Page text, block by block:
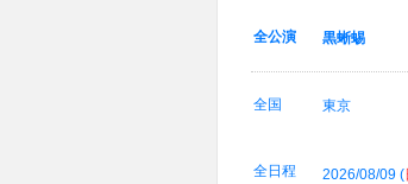
全公演 黒蜥蜴
全国 東京
全日程 2026/08/09 (